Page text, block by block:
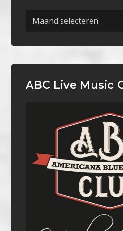
Archieven
ABC Live Music